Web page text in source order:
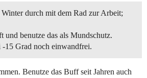
durch mit dem Rad zur Arbeit;
und benutze das als Mundschutz.
15 Grad noch einwandfrei.
Benutze das Buff seit Jahren auch